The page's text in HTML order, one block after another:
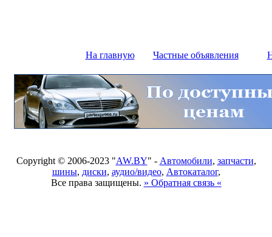
На главную Частные объявления
Copyright © 2006-2023 "AW.BY" - Автомобили, запчасти,
шины, диски, аудио/видео, Автокаталог,
Все права защищены. » Обратная связь «